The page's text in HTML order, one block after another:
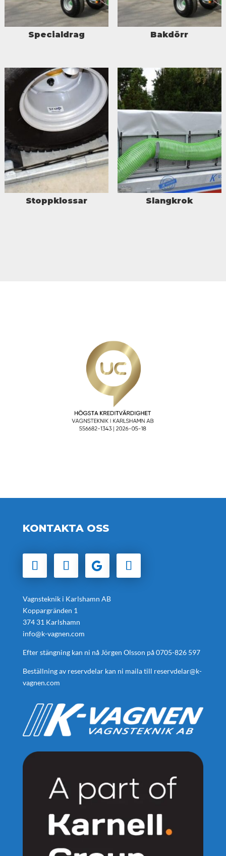
Specialdrag Bakdörr
Stoppklossar Slangkrok
KONTAKTA OSS
Vagnsteknik i Karlshamn AB
Koppargränden 1
374 31 Karlshamn
info@k-vagnen.com
Efter stängning kan ni nå Jörgen Olsson på0705-826 597
Beställning av reservdelar kan ni maila till reservdelar@k-
vagnen.com